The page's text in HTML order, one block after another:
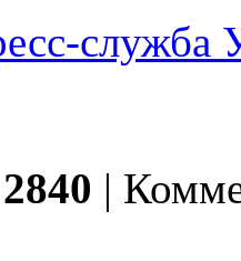
служба
2840 |